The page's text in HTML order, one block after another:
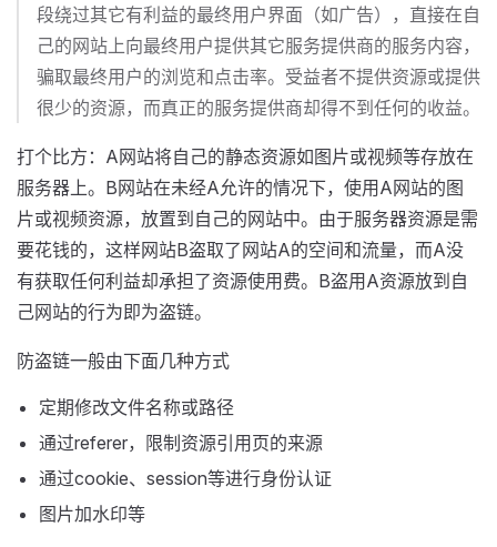
段绕过其它有利益的最终用户界面（如广告），直接在自
己的网站上向最终用户提供其它服务提供商的服务内容，
骗取最终用户的浏览和点击率。受益者不提供资源或提供
很少的资源，而真正的服务提供商却得不到任何的收益。
打个比方：A网站将自己的静态资源如图片或视频等存放在
服务器上。B网站在未经A允许的情况下，使用A网站的图
片或视频资源，放置到自己的网站中。由于服务器资源是需
要花钱的，这样网站B盗取了网站A的空间和流量，而A没
有获取任何利益却承担了资源使用费。B盗用A资源放到自
己网站的行为即为盗链。
防盗链一般由下面几种方式
定期修改文件名称或路径
通过referer，限制资源引用页的来源
通过cookie、session等进行身份认证
图片加水印等